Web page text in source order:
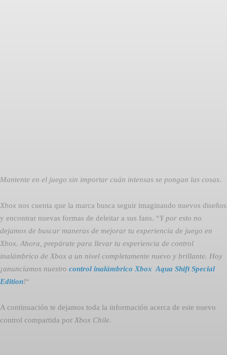
Mantente en el juego sin importar cuán intensas se pongan las cosas.
Xbox nos cuenta que la marca busca seguir imaginando nuevos diseños
y encontrar nuevas formas de deleitar a sus fans. “Y por esto no
dejamos de buscar maneras de mejorar tu experiencia de juego en
Xbox. Ahora, prepárate para llevar tu experiencia de control
inalámbrico de Xbox a un nivel completamente nuevo y brillante. Hoy
¡anunciamos nuestro control inalámbrico Xbox  Aqua Shift Special
Edition!“
A continuación te dejamos toda la información acerca de este nuevo
control compartida por Xbox Chile.